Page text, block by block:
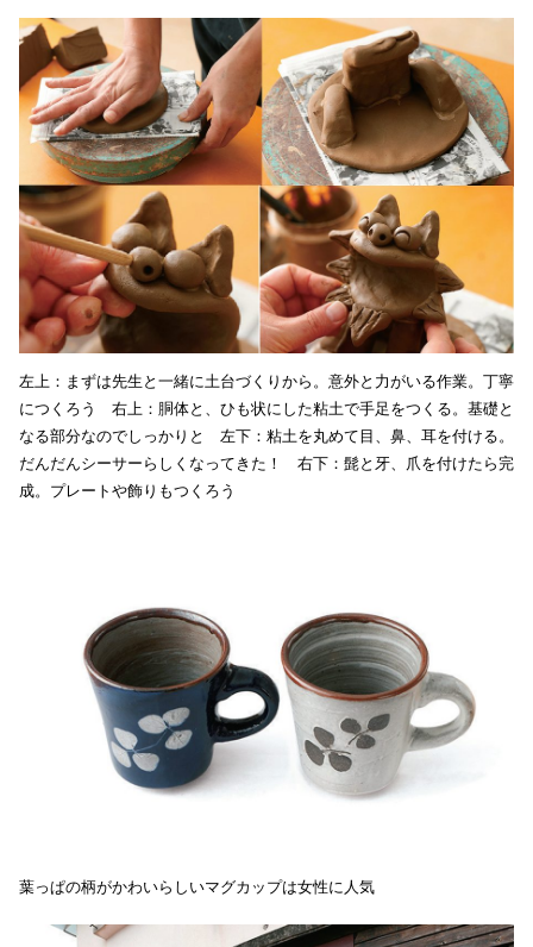
左上：まずは先生と一緒に土台づくりから。意外と力がいる作業。丁寧
につくろう 右上：胴体と、ひも状にした粘土で手足をつくる。基礎と
なる部分なのでしっかりと 左下：粘土を丸めて目、鼻、耳を付ける。
だんだんシーサーらしくなってきた！ 右下：髭と牙、爪を付けたら完
成。プレートや飾りもつくろう
葉っぱの柄がかわいらしいマグカップは女性に人気